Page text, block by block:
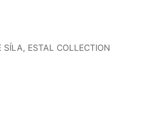
SÍLA, ESTAL COLLECTION